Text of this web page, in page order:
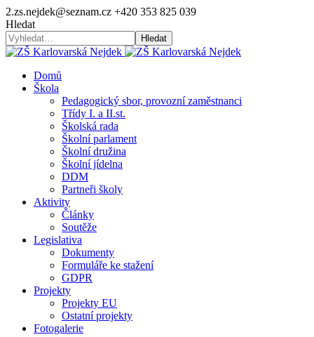
2.zs.nejdek@seznam.cz +420 353 825 039
Hledat
Hledat
Domů
Škola
Pedagogický sbor, provozní zaměstnanci
Třídy I. a II.st.
Školská rada
Školní parlament
Školní družina
Školní jídelna
DDM
Partneři školy
Aktivity
Články
Soutěže
Legislativa
Dokumenty
Formuláře ke stažení
GDPR
Projekty
Projekty EU
Ostatní projekty
Fotogalerie